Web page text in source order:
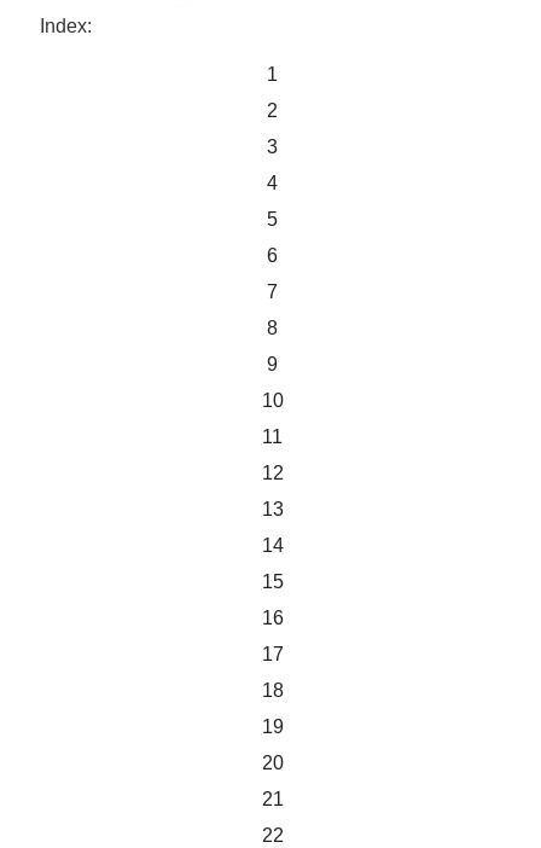
Index:
1
2
3
4
5
6
7
8
9
10
11
12
13
14
15
16
17
18
19
20
21
22